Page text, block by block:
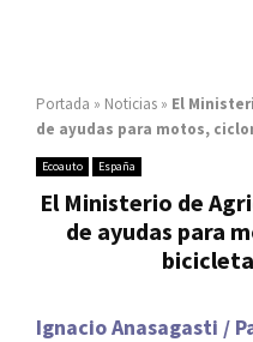
Portada » Noticias » El
de ayudas para motos,
Ecoauto España
El Ministerio de
de ayudas para
Ignacio Anasagasti /